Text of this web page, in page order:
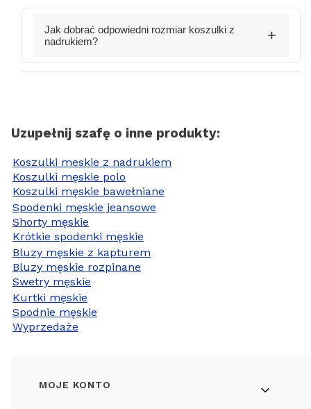
Jak dobrać odpowiedni rozmiar koszulki z
nadrukiem?
Uzupełnij szafę o inne produkty:
Koszulki meskie z nadrukiem
Koszulki męskie polo
Koszulki męskie bawełniane
Spodenki męskie jeansowe
Shorty męskie
Krótkie spodenki męskie
Bluzy męskie z kapturem
Bluzy męskie rozpinane
Swetry męskie
Kurtki męskie
Spodnie męskie
Wyprzedaże
Linki w stopce
MOJE KONTO